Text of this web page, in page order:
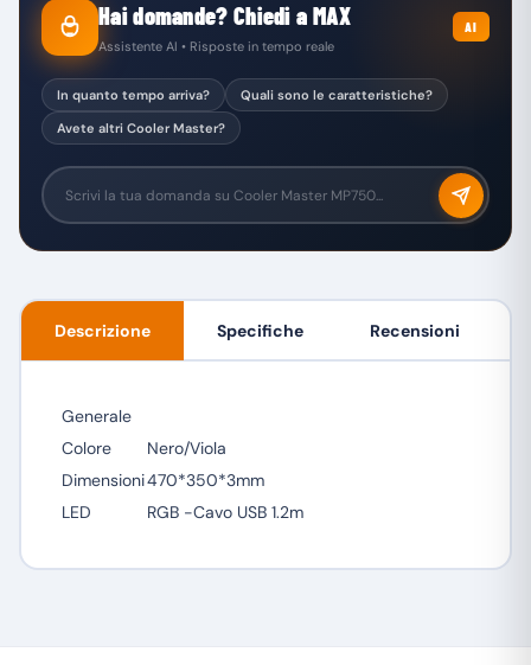
Hai domande? Chiedi a MAX
Assistente AI • Risposte in tempo reale
AI
In quanto tempo arriva?
Quali sono le caratteristiche?
Avete altri Cooler Master?
Descrizione Specifiche Recensioni
Generale
Colore
Nero/Viola
Dimensioni470*350*3mm
LED
RGB -Cavo USB 1.2m